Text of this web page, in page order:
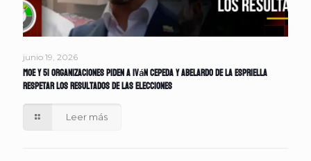
junio 19, 2026
MOE y 51 organizaciones piden a Iván Cepeda y Abelardo de la Espriella
respetar los resultados de las elecciones
Leer más